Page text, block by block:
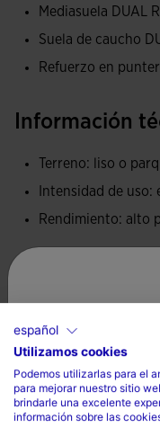
transpirabilidad y
reforzada con la
Mediasuela DUAL
impactos y devuelve
Suela de caucho
marcas en la cancha.
Mediasuela DUAL
Suela de caucho
Refuerzo en
Información
Terreno: liso o
Intensidad de
Rendimiento: alto
Amortiguación
español
Utilizamos cookies
Podemos utilizarlas para el
para mejorar nuestro sitio
brindarle una excelente
información sobre las